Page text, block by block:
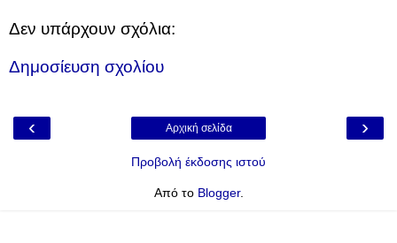
Δεν υπάρχουν σχόλια:
Δημοσίευση σχολίου
‹ ›
Αρχική σελίδα
Προβολή έκδοσης ιστού
Από το Blogger.